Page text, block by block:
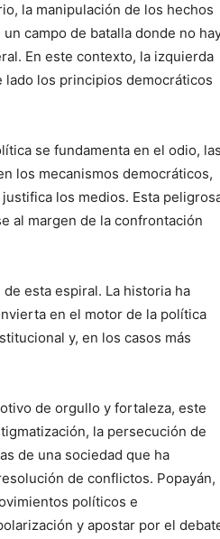
la manipulación de los hechos
campo de batalla donde no
En este contexto, la izquierda
los principios democráticos
se fundamenta en el odio, las
los mecanismos democráticos,
los medios. Esta
al margen de la confrontación
esta espiral. La historia ha
en el motor de la política
y, en los casos más
de orgullo y fortaleza, este
la persecución de
de una sociedad que ha
de conflictos. Popayán,
políticos e
y apostar por el